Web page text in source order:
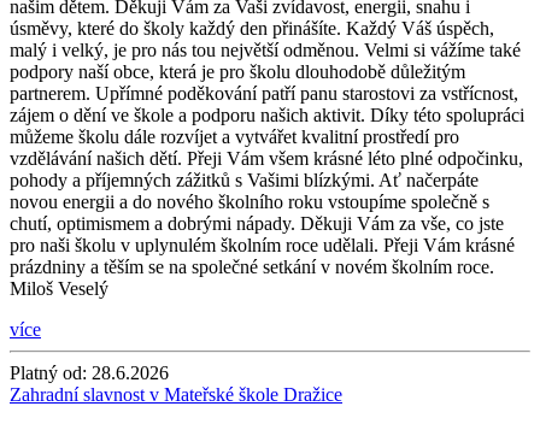
našim dětem. Děkuji Vám za Vaši zvídavost, energii, snahu i
úsměvy, které do školy každý den přinášíte. Každý Váš úspěch,
malý i velký, je pro nás tou největší odměnou. Velmi si vážíme také
podpory naší obce, která je pro školu dlouhodobě důležitým
partnerem. Upřímné poděkování patří panu starostovi za vstřícnost,
zájem o dění ve škole a podporu našich aktivit. Díky této spolupráci
můžeme školu dále rozvíjet a vytvářet kvalitní prostředí pro
vzdělávání našich dětí. Přeji Vám všem krásné léto plné odpočinku,
pohody a příjemných zážitků s Vašimi blízkými. Ať načerpáte
novou energii a do nového školního roku vstoupíme společně s
chutí, optimismem a dobrými nápady. Děkuji Vám za vše, co jste
pro naši školu v uplynulém školním roce udělali. Přeji Vám krásné
prázdniny a těším se na společné setkání v novém školním roce.
Miloš Veselý
více
Platný od: 28.6.2026
Zahradní slavnost v Mateřské škole Dražice